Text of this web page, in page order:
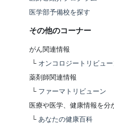
医学部予備校を探す
その他のコーナー
がん関連情報
└ オンコロジートリビュー
薬剤師関連情報
└ ファーマトリビューン
医療や医学、健康情報を分
└ あなたの健康百科